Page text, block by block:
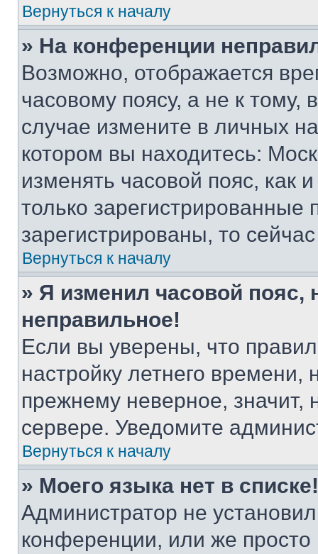
Вернуться к началу
» На конференции
Возможно, отображается
часовому поясу, а не к тому,
случае измените в личных
котором вы находитесь:
изменять часовой пояс, как
только
зарегистрированы, то
Вернуться к началу
» Я изменил часовой пояс,
неправильное!
Если вы уверены, что
настройку летнего
прежнему неверное, значит,
сервере. Уведомите
Вернуться к началу
» Моего языка нет в списке!
Администратор не
конференции, или же